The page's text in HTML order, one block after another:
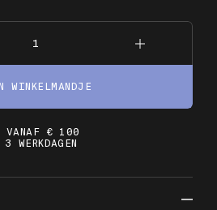
WINKELMANDJE
VANAF € 100
WERKDAGEN